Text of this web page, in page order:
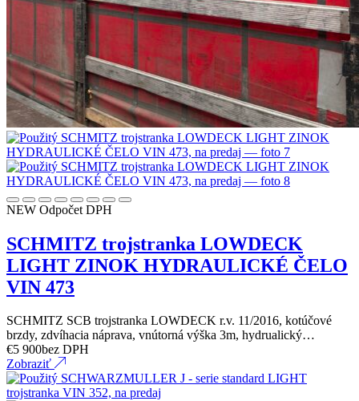
NEW Odpočet DPH
SCHMITZ trojstranka LOWDECK
LIGHT ZINOK HYDRAULICKÉ ČELO
VIN 473
SCHMITZ SCB trojstranka LOWDECK r.v. 11/2016, kotúčové
brzdy, zdvíhacia náprava, vnútorná výška 3m, hydrualický…
€5 900bez DPH
Zobraziť